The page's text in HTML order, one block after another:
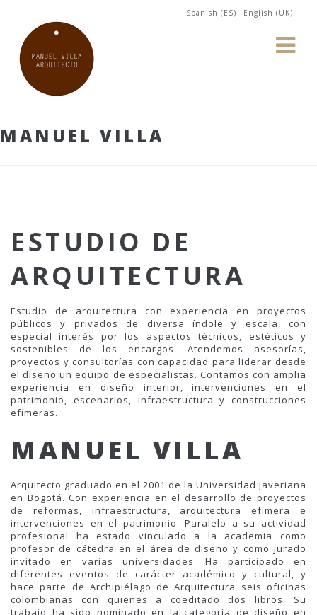
Spanish (ES) English (UK)
MANUEL VILLA
ESTUDIO DE
ARQUITECTURA
Estudio de arquitectura con experiencia en proyectos
públicos y privados de diversa índole y escala, con
especial interés por los aspectos técnicos, estéticos y
sostenibles de los encargos. Atendemos asesorías,
proyectos y consultorías con capacidad para liderar desde
el diseño un equipo de especialistas. Contamos con amplia
experiencia en diseño interior, intervenciones en el
patrimonio, escenarios, infraestructura y construcciones
efímeras.
MANUEL VILLA
Arquitecto graduado en el 2001 de la Universidad Javeriana
en Bogotá. Con experiencia en el desarrollo de proyectos
de reformas, infraestructura, arquitectura efímera e
intervenciones en el patrimonio. Paralelo a su actividad
profesional ha estado vinculado a la academia como
profesor de cátedra en el área de diseño y como jurado
invitado en varias universidades. Ha participado en
diferentes eventos de carácter académico y cultural, y
hace parte de Archipiélago de Arquitectura seis oficinas
colombianas con quienes a coeditado dos libros. Su
trabajo ha sido nominado en la categoría de diseño en